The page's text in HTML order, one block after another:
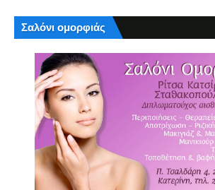
Σαλόνι ομορφιάς